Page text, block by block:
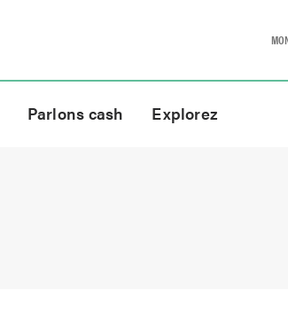
Parlons cash Explorez